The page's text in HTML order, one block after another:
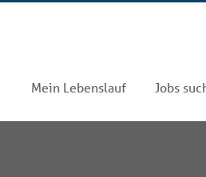
Mein Lebenslauf Jobs